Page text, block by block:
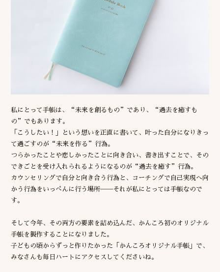
私にとって手帳は、“未来を創るもの”であり、“過去を癒すも
の”でもあります。
「こうしたい！」という想いを正直に書いて、叶った自分になりきっ
て過ごすのが“未来を作る”行為。
つらかったことや悲しかったことに向き合い、書き出すことで、その
できごとを受け入れられるようになるのが“過去を癒す”行為。
カウンセリングで自分と向き合う行為と、コーチングで自己実現へ向
かう行為をいっぺんに行う場所──それが私にとっては手帳なので
す。
そして今年、その両方の要素を詰め込んだ、かんころ初のオリジナル
手帳を製作することになりました。
子どもの頃からずっと作りたかった「かんころオリジナル手帳」で、
みなさんも毎日ハートにアクセスしてくださいね。